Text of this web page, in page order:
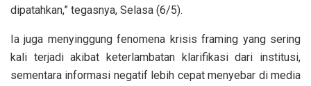
dipatahkan,” tegasnya, Selasa (6/5).
Ia juga menyinggung fenomena krisis framing yang sering
kali terjadi akibat keterlambatan klarifikasi dari institusi,
sementara informasi negatif lebih cepat menyebar di media